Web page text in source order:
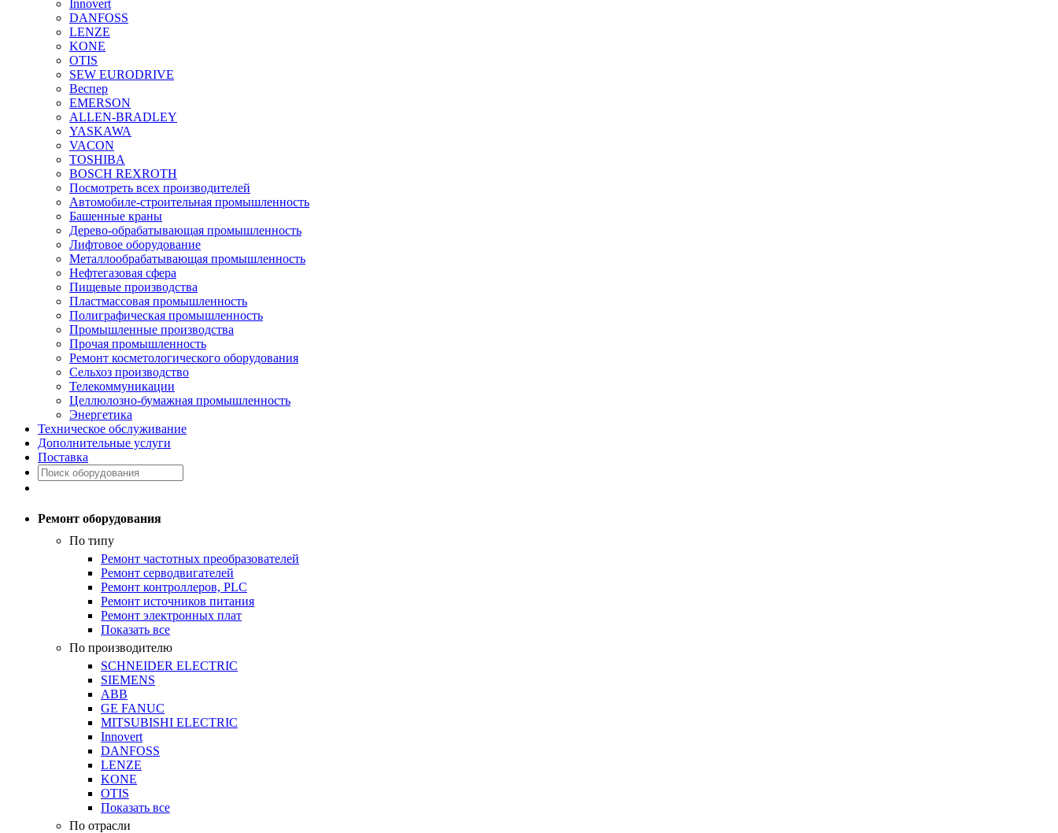
Innovert
DANFOSS
LENZE
KONE
OTIS
SEW EURODRIVE
Веспер
EMERSON
ALLEN-BRADLEY
YASKAWA
VACON
TOSHIBA
BOSCH REXROTH
Посмотреть всех производителей
Автомобиле-строительная промышленность
Башенные краны
Дерево-обрабатывающая промышленность
Лифтовое оборудование
Металлообрабатывающая промышленность
Нефтегазовая сфера
Пищевые производства
Пластмассовая промышленность
Полиграфическая промышленность
Промышленные производства
Прочая промышленность
Ремонт косметологического оборудования
Сельхоз производство
Телекоммуникации
Целлюлозно-бумажная промышленность
Энергетика
Техническое обслуживание
Дополнительные услуги
Поставка
Ремонт оборудования
По типу
Ремонт частотных преобразователей
Ремонт серводвигателей
Ремонт контроллеров, PLC
Ремонт источников питания
Ремонт электронных плат
Показать все
По производителю
SCHNEIDER ELECTRIC
SIEMENS
ABB
GE FANUC
MITSUBISHI ELECTRIC
Innovert
DANFOSS
LENZE
KONE
OTIS
Показать все
По отрасли